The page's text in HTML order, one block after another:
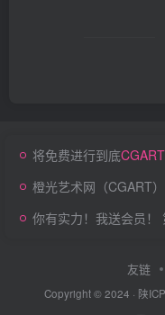
将免费进行到底
橙光艺术网（CGART
你有实力！我送会员！
友链
Copyright © 2024 · 陕